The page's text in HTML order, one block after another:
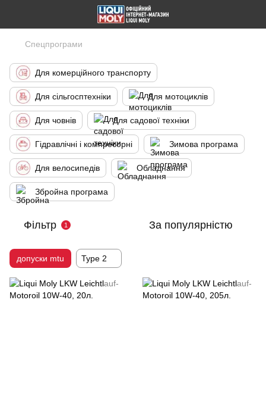
Спецпрограми
Для комерційного транспорту
Для сільгосптехніки Для мотоциклів
Для човнів Для садової техніки
Гідравлічні і компресорні Зимова програма
Для велосипедів Обладнання
Збройна програма
Фільтр 1 За популярністю
допуски mtu Type 2